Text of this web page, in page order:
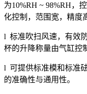
为10%RH ~ 98%RH，
化控制，范围宽，精度
l 标准吹扫风速，有效
杯的升降称量由气缸控
l 可提供标准模和标准
的准确性与通用性。